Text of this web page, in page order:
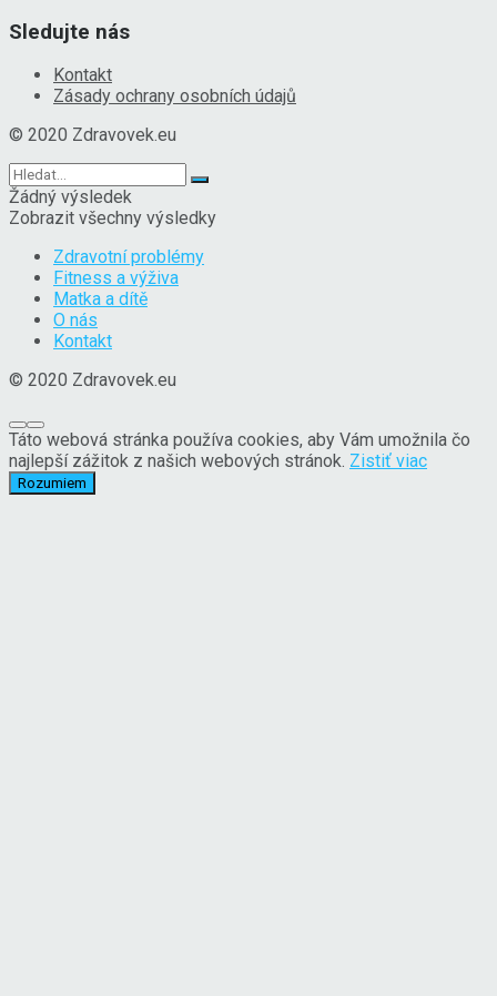
Sledujte nás
Kontakt
Zásady ochrany osobních údajů
© 2020 Zdravovek.eu
Žádný výsledek
Zobrazit všechny výsledky
Zdravotní problémy
Fitness a výživa
Matka a dítě
O nás
Kontakt
© 2020 Zdravovek.eu
Táto webová stránka používa cookies, aby Vám umožnila čo
najlepší zážitok z našich webových stránok. Zistiť viac
Rozumiem